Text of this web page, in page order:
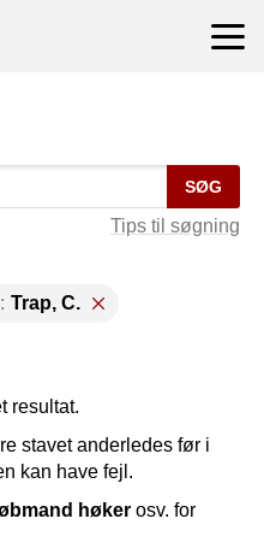
SØG
Tips til søgning
Trap, C.
resultat.
stavet anderledes før i
kan have fejl.
høker osv. for